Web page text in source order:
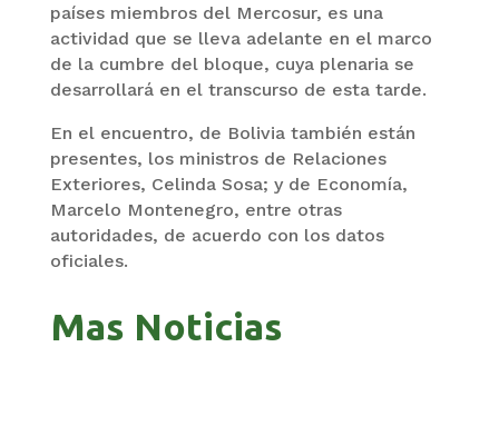
países miembros del Mercosur, es una
actividad que se lleva adelante en el marco
de la cumbre del bloque, cuya plenaria se
desarrollará en el transcurso de esta tarde.
En el encuentro, de Bolivia también están
presentes, los ministros de Relaciones
Exteriores, Celinda Sosa; y de Economía,
Marcelo Montenegro, entre otras
autoridades, de acuerdo con los datos
oficiales.
Mas Noticias